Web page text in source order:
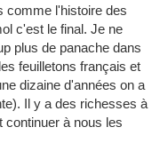
comme l'histoire des
c'est le final. Je ne
plus de panache dans
feuilletons français et
dizaine d'années on a
Il y a des richesses à
continuer à nous les